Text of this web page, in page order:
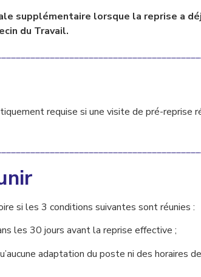
supplémentaire lorsque la reprise a
du Travail.
requise si une visite de pré-reprise
si les 3 conditions suivantes sont réunies :
les 30 jours avant la reprise effective ;
adaptation du poste ni des horaires